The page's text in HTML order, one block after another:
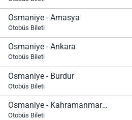
Osmaniye - Amasya
Otobüs Bileti
Osmaniye - Ankara
Otobüs Bileti
Osmaniye - Burdur
Otobüs Bileti
Osmaniye - Kahramanmaraş
Otobüs Bileti